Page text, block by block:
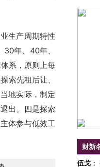
生产周期特性
年、40年、
系，原则上每
索先租后让、
地实际，制定
出。四是探索
体参与低效工
财新
伍戈 ：